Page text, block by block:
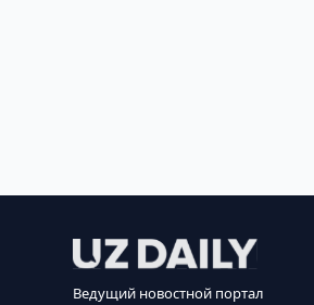
Ведущий новостной портал